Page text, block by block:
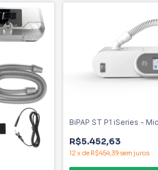
BiPAP ST P1 iSeries -
R$5.452,63
12 x de R$454,39 sem juros